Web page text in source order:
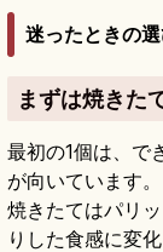
迷ったときの
まずは焼きた
最初の1個は、で
が向いています。
焼きたてはパリ
りした食感に変化